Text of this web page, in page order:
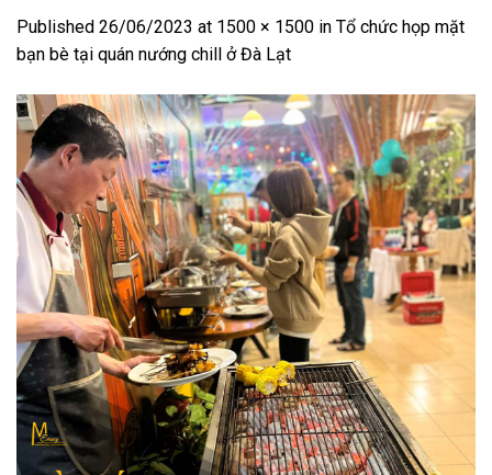
Published 26/06/2023 at 1500 × 1500 in Tổ chức họp mặt
bạn bè tại quán nướng chill ở Đà Lạt